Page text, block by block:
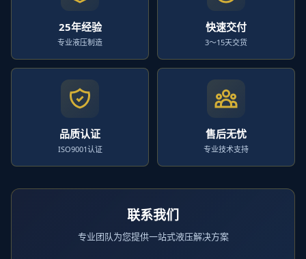
25年经验
专业液压制造
快速交付
3～15天交货
品质认证
ISO9001认证
售后无忧
专业技术支持
联系我们
专业团队为您提供一站式液压解决方案